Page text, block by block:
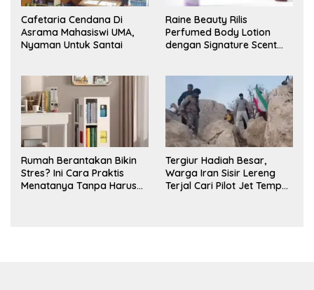
Cafetaria Cendana Di
Asrama Mahasiswi UMA,
Nyaman Untuk Santai
Raine Beauty Rilis
Perfumed Body Lotion
dengan Signature Scent
Rumah Berantakan Bikin
Stres? Ini Cara Praktis
Menatanya Tanpa Harus
Tergiur Hadiah Besar,
Warga Iran Sisir Lereng
Terjal Cari Pilot Jet Tempur